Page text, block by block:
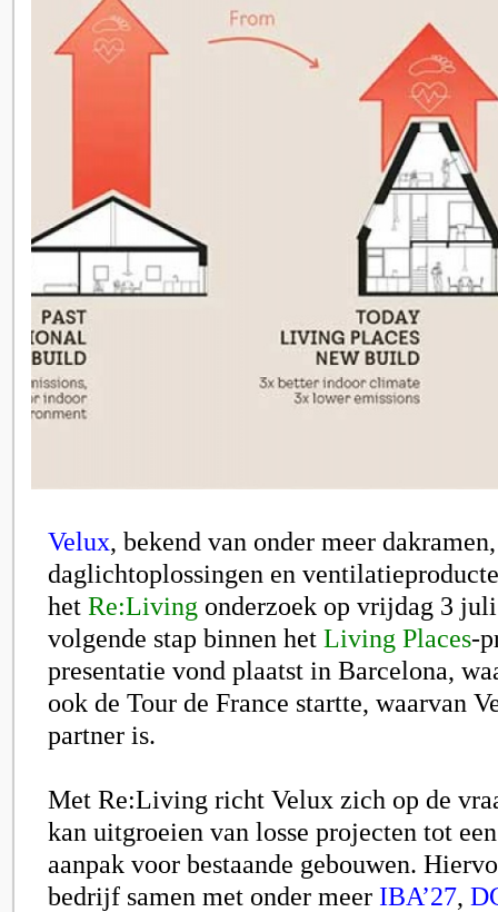
Velux, bekend van onder meer dakramen,
daglichtoplossingen en
het Re:Living onderzoek op vrijdag 3
volgende stap binnen het Living Places-
presentatie vond plaatst in Barcelona,
ook de Tour de France startte, waarvan
partner is.
Met Re:Living richt Velux zich op de
kan uitgroeien van losse projecten tot
aanpak voor bestaande gebouwen.
bedrijf samen met onder meer IBA’27,